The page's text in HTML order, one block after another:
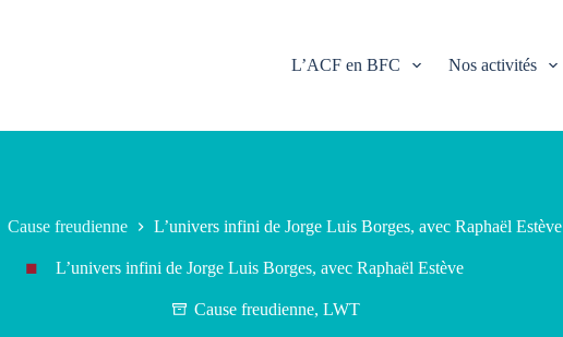
L’ACF en BFC Nos activités
Cause freudienne L’univers infini de Jorge Luis Borges, avec Raphaël Estève
L’univers infini de Jorge Luis Borges, avec Raphaël Estève
Cause freudienne, LWT